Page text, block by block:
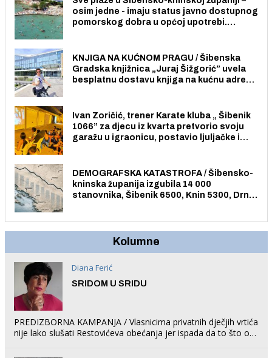
osim jedne - imaju status javno dostupnog
pomorskog dobra u općoj upotrebi.
KNJIGA NA KUĆNOM PRAGU / Šibenska
Gradska knjižnica „Juraj Šižgorić” uvela
besplatnu dostavu knjiga na kućnu adresu
Ivan Zoričić, trener Karate kluba „ Šibenik
1066” za djecu iz kvarta pretvorio svoju
garažu u igraonicu, postavio ljuljačke i
DEMOGRAFSKA KATASTROFA / Šibensko-
kninska županija izgubila 14 000
stanovnika, Šibenik 6500, Knin 5300, Drniš
Kolumne
Diana Ferić
SRIDOM U SRIDU
PREDIZBORNA KAMPANJA / Vlasnicima privatnih dječjih vrtića
nije lako slušati Restovićeva obećanja jer ispada da to što oni